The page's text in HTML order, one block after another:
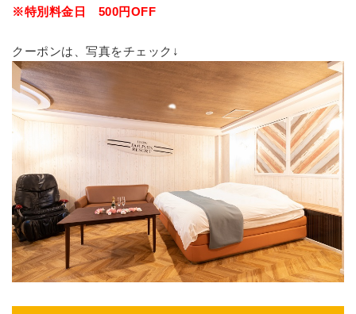
※特別料金日 500円OFF
クーポンは、写真をチェック↓